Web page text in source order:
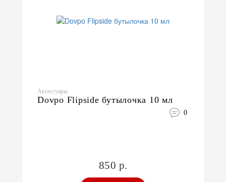
Аксессуары
Dovpo Flipside бутылочка 10 мл
0
850 р.